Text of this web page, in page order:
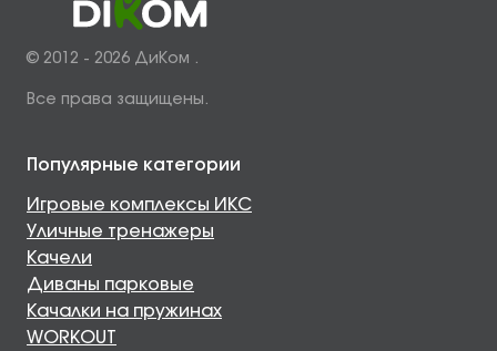
© 2012 - 2026 ДиКом .
Все права защищены.
Популярные категории
Игровые комплексы ИКС
Уличные тренажеры
Качели
Диваны парковые
Качалки на пружинах
WORKOUT